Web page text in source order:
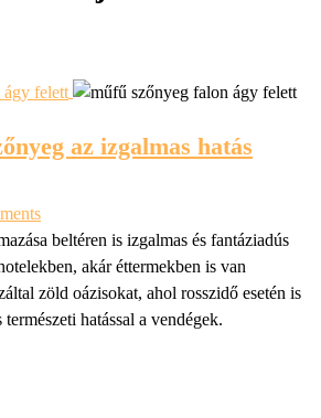
az izgalmas hatás
beltéren is izgalmas és fantáziadús
akár éttermekben is van
zöld oázisokat, ahol rosszidő esetén is
hatással a vendégek.